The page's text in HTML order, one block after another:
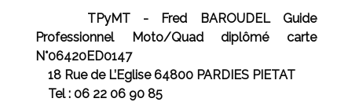
TPyMT - Fred BAROUDEL Guide
Professionnel Moto/Quad diplômé carte
N°06420ED0147
18 Rue de L’Eglise 64800 PARDIES PIETAT
Tel : 06 22 06 90 85